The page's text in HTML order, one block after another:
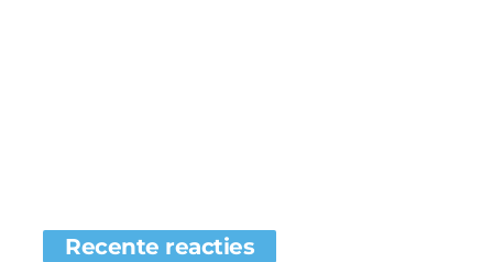
Recente reacties